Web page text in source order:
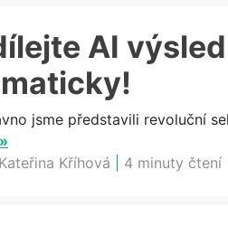
AI
jsme představili revoluční
Kateřina Kříhová 4 minuty čtení